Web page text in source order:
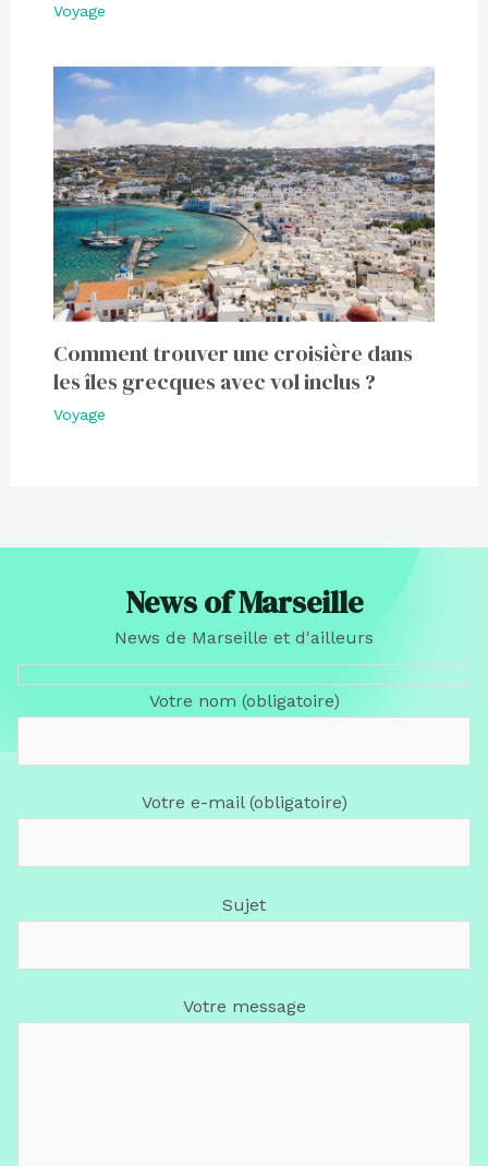
Voyage
Comment trouver une croisière dans
les îles grecques avec vol inclus ?
Voyage
News of Marseille
News de Marseille et d'ailleurs
Votre nom (obligatoire)
Votre e-mail (obligatoire)
Sujet
Votre message